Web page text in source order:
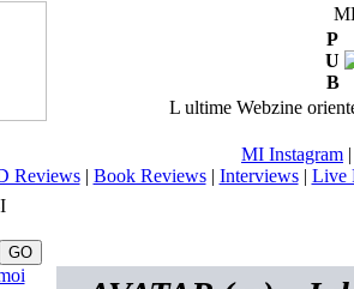
P
U
B
L ultime Webzine
MI Instagram
Reviews| Book Reviews| Interviews| Live